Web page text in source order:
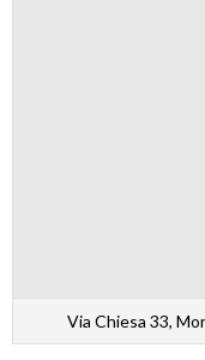
Via Chiesa 33,